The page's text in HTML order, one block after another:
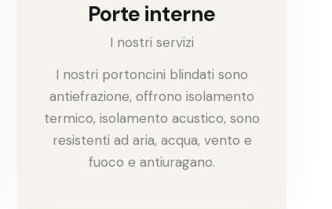
Porte interne
I nostri servizi
I nostri portoncini blindati sono
antiefrazione, offrono isolamento
termico, isolamento acustico, sono
resistenti ad aria, acqua, vento e
fuoco e antiuragano.